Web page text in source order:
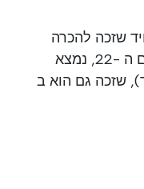
שזכה להכרה
בינלאומית. ממש מאחוריו, במקום ה -22, נמצא
שזכה גם הוא ב